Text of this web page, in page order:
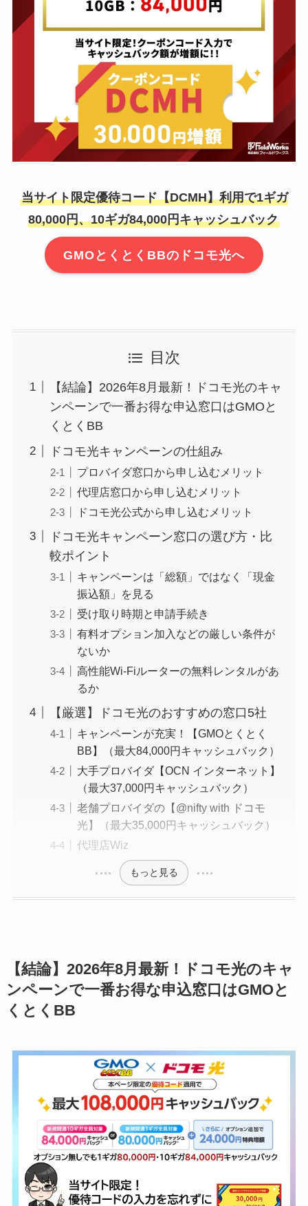
当サイト限定優待コード【DCMH】利用で1ギガ
80,000円、10ギガ84,000円キャッシュバック
GMOとくとくBBのドコモ光へ
目次
【結論】2026年8月最新！ドコモ光のキャ
ンペーンで一番お得な申込窓口はGMOと
くとくBB
ドコモ光キャンペーンの仕組み
プロバイダ窓口から申し込むメリット
代理店窓口から申し込むメリット
ドコモ光公式から申し込むメリット
ドコモ光キャンペーン窓口の選び方・比
較ポイント
キャンペーンは「総額」ではなく「現金
振込額」を見る
受け取り時期と申請手続き
有料オプション加入などの厳しい条件が
ないか
高性能Wi-Fiルーターの無料レンタルがあ
るか
【厳選】ドコモ光のおすすめの窓口5社
キャンペーンが充実！【GMOとくとく
BB】（最大84,000円キャッシュバック）
大手プロバイダ【OCN インターネット】
（最大37,000円キャッシュバック）
老舗プロバイダの【@nifty with ドコモ
光】（最大35,000円キャッシュバック）
代理店Wiz
もっと見る
【結論】2026年8月最新！ドコモ光のキャ
ンペーンで一番お得な申込窓口はGMOと
くとくBB